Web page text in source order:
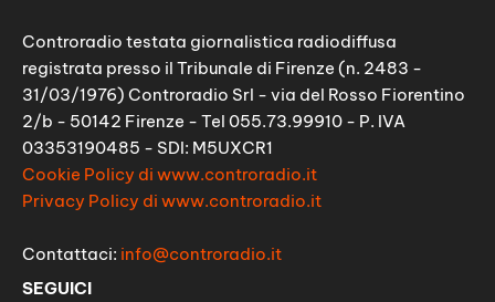
Controradio testata giornalistica radiodiffusa
registrata presso il Tribunale di Firenze (n. 2483 -
31/03/1976) Controradio Srl - via del Rosso Fiorentino
2/b - 50142 Firenze - Tel 055.73.99910 - P. IVA
03353190485 - SDI: M5UXCR1
Cookie Policy di www.controradio.it
Privacy Policy di www.controradio.it
Contattaci: info@controradio.it
SEGUICI